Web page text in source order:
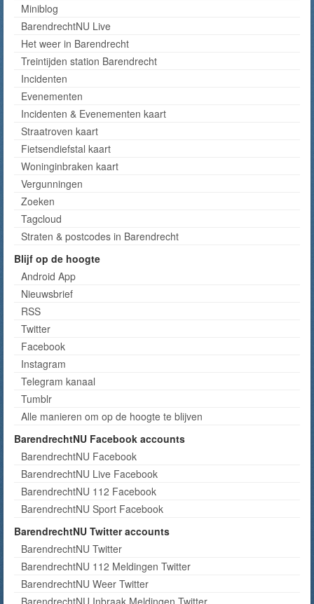
Miniblog
BarendrechtNU Live
Het weer in Barendrecht
Treintijden station Barendrecht
Incidenten
Evenementen
Incidenten & Evenementen kaart
Straatroven kaart
Fietsendiefstal kaart
Woninginbraken kaart
Vergunningen
Zoeken
Tagcloud
Straten & postcodes in Barendrecht
Blijf op de hoogte
Android App
Nieuwsbrief
RSS
Twitter
Facebook
Instagram
Telegram kanaal
Tumblr
Alle manieren om op de hoogte te blijven
BarendrechtNU Facebook accounts
BarendrechtNU Facebook
BarendrechtNU Live Facebook
BarendrechtNU 112 Facebook
BarendrechtNU Sport Facebook
BarendrechtNU Twitter accounts
BarendrechtNU Twitter
BarendrechtNU 112 Meldingen Twitter
BarendrechtNU Weer Twitter
BarendrechtNU Inbraak Meldingen Twitter